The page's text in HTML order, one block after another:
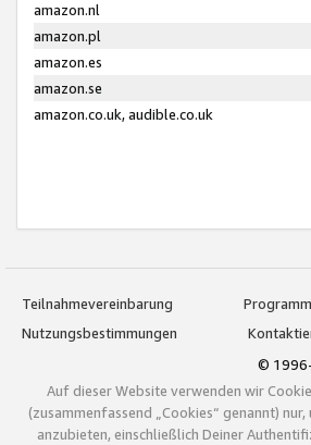
amazon.nl
amazon.pl
amazon.es
amazon.se
amazon.co.uk, audible.co.uk
Teilnahmevereinbarung
Nutzungsbestimmungen
© 1996-
Auf dieser Website verwenden wir
(zusammenfassend „Cookies“ genannt)
anzubieten, einschließlich Deiner